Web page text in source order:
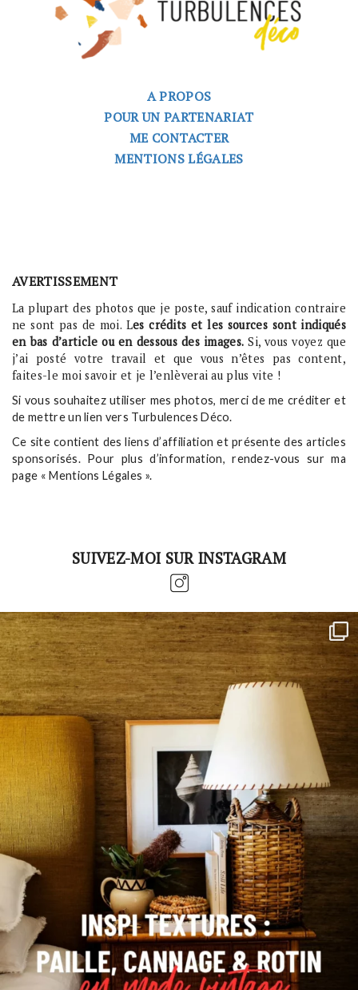
A PROPOS
POUR UN PARTENARIAT
ME CONTACTER
MENTIONS LÉGALES
AVERTISSEMENT
La plupart des photos que je poste, sauf indication contraire
ne sont pas de moi. Les crédits et les sources sont indiqués
en bas d’article ou en dessous des images. Si, vous voyez que
j’ai posté votre travail et que vous n’êtes pas content,
faites-le moi savoir et je l’enlèverai au plus vite !
Si vous souhaitez utiliser mes photos, merci de me créditer et
de mettre un lien vers Turbulences Déco.
Ce site contient des liens d’affiliation et présente des articles
sponsorisés. Pour plus d’information, rendez-vous sur ma
page « Mentions Légales ».
SUIVEZ-MOI SUR INSTAGRAM